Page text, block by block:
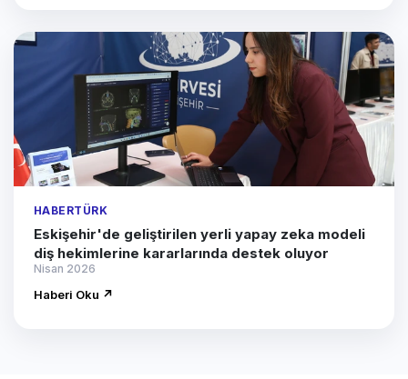
HABERTÜRK
Eskişehir'de geliştirilen yerli yapay zeka modeli
diş hekimlerine kararlarında destek oluyor
Nisan 2026
Haberi Oku ↗